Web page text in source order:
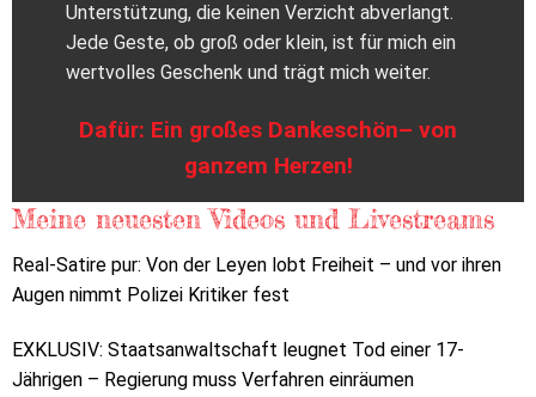
Unterstützung, die keinen Verzicht abverlangt.
Jede Geste, ob groß oder klein, ist für mich ein
wertvolles Geschenk und trägt mich weiter.
Dafür: Ein großes Dankeschön– von
ganzem Herzen!
Meine neuesten Videos und Livestreams
Real-Satire pur: Von der Leyen lobt Freiheit – und vor ihren
Augen nimmt Polizei Kritiker fest
EXKLUSIV: Staatsanwaltschaft leugnet Tod einer 17-
Jährigen – Regierung muss Verfahren einräumen